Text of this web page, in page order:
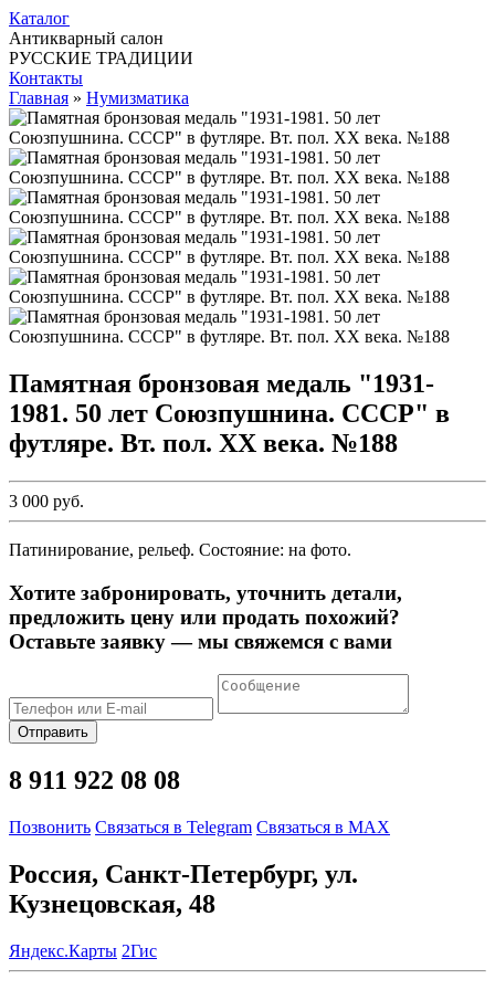
Каталог
Антикварный салон
РУССКИЕ ТРАДИЦИИ
Контакты
Главная » Нумизматика
Памятная бронзовая медаль "1931-
1981. 50 лет Союзпушнина. СССР" в
футляре. Вт. пол. ХХ века. №188
3 000 руб.
Патинирование, рельеф. Состояние: на фото.
Хотите забронировать, уточнить детали,
предложить цену или продать похожий?
Оставьте заявку — мы свяжемся с вами
Отправить
8 911 922 08 08
Позвонить Связаться в Telegram Связаться в MAX
Россия, Санкт-Петербург, ул.
Кузнецовская, 48
Яндекс.Карты 2Гис